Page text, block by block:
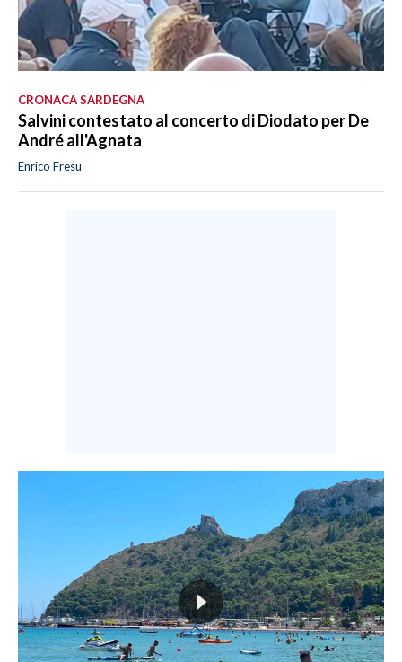
CRONACA SARDEGNA
Salvini contestato al concerto di Diodato per De
André all'Agnata
Enrico Fresu